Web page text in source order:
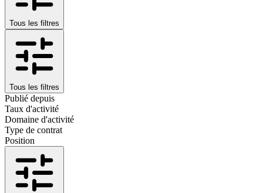
Tous les filtres
Tous les filtres
Publié depuis
Taux d'activité
Domaine d'activité
Type de contrat
Position